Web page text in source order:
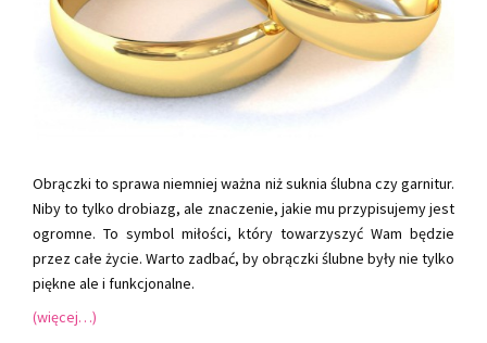
Obrączki to sprawa niemniej ważna niż suknia ślubna czy garnitur.
Niby to tylko drobiazg, ale znaczenie, jakie mu przypisujemy jest
ogromne. To symbol miłości, który towarzyszyć Wam będzie
przez całe życie. Warto zadbać, by obrączki ślubne były nie tylko
piękne ale i funkcjonalne.
(więcej…)